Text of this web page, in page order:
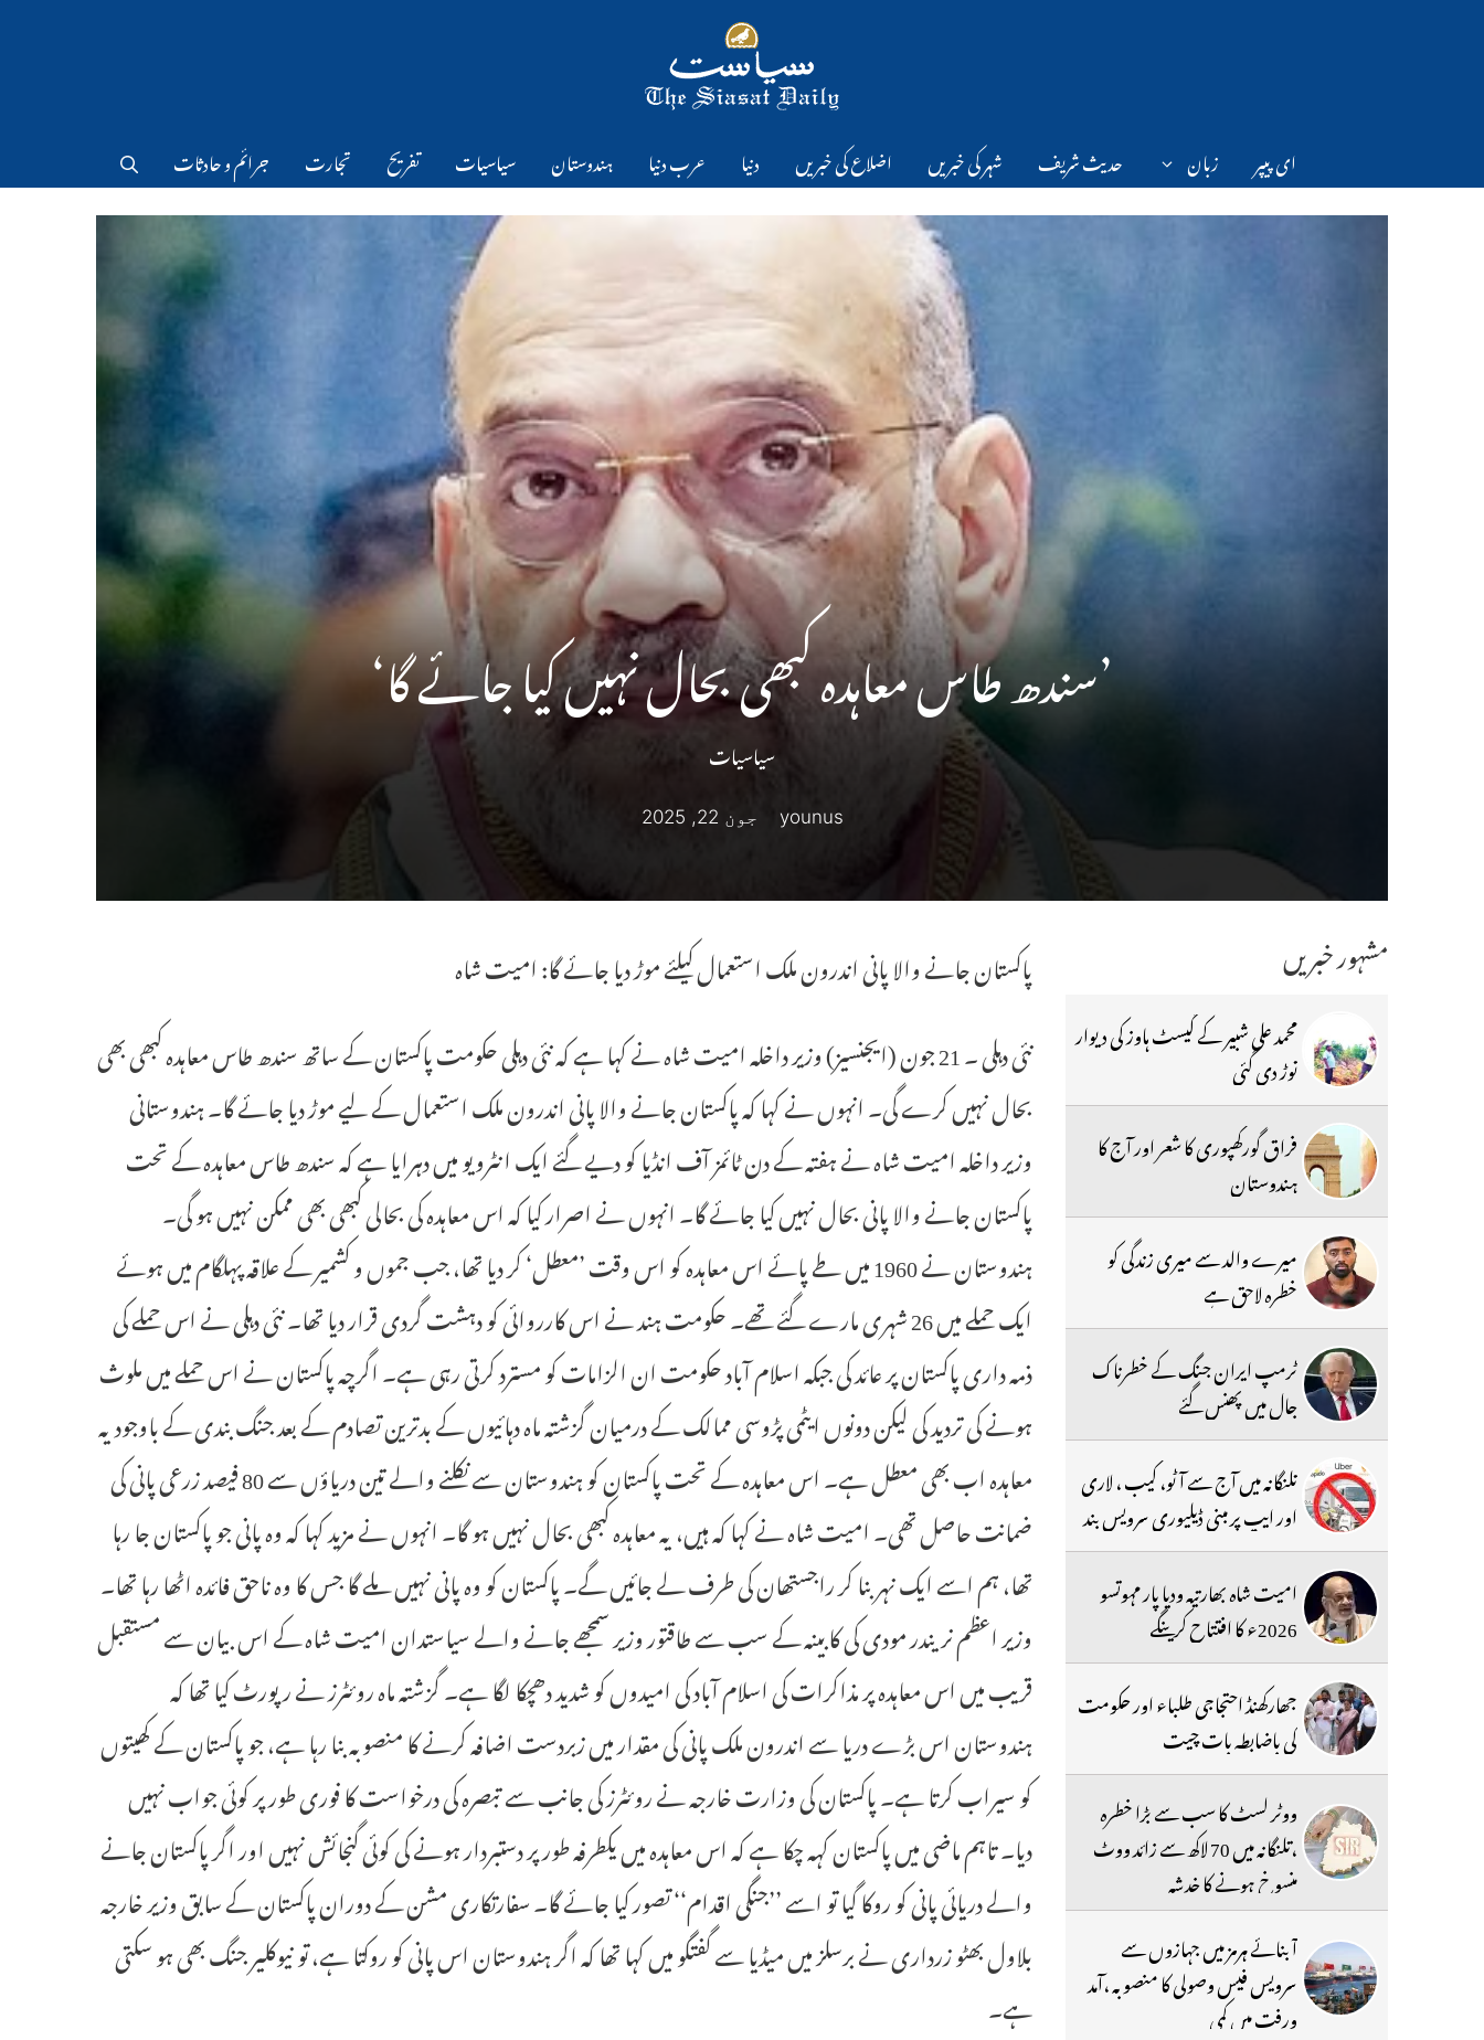
ای پیپر زبان حدیث شریف شہر کی خبریں اضلاع کی خبریں دنیا عرب دنیا ہندوستان سیاسیات تفریح تجارت جرائم و حادثات
’سندھ طاس معاہدہ کبھی بحال نہیں کیا جائے گا‘
سیاسیات
younus جون 22, 2025
پاکستان جانے والا پانی اندرون ملک استعمال کیلئے موڑ دیا جائے گا: امیت شاہ
نئی دہلی ۔ 21 جون (ایجنسیز) وزیر داخلہ امیت شاہ نے کہا ہے کہ نئی دہلی حکومت پاکستان کے ساتھ سندھ طاس معاہدہ کبھی بھی
بحال نہیں کرے گی۔ انہوں نے کہا کہ پاکستان جانے والا پانی اندرون ملک استعمال کے لیے موڑ دیا جائے گا۔ ہندوستانی
وزیر داخلہ امیت شاہ نے ہفتہ کے دن ٹائمز آف انڈیا کو دیے گئے ایک انٹرویو میں دہرایا ہے کہ سندھ طاس معاہدہ کے تحت
پاکستان جانے والا پانی بحال نہیں کیا جائے گا۔ انہوں نے اصرار کیا کہ اس معاہدہ کی بحالی کبھی بھی ممکن نہیں ہو گی۔
ہندوستان نے 1960 میں طے پائے اس معاہدہ کو اس وقت ’معطل‘ کر دیا تھا، جب جموں و کشمیر کے علاقہ پہلگام میں ہوئے
ایک حملے میں 26 شہری مارے گئے تھے۔ حکومت ہند نے اس کارروائی کو دہشت گردی قرار دیا تھا۔ نئی دہلی نے اس حملے کی
ذمہ داری پاکستان پر عائد کی جبکہ اسلام آباد حکومت ان الزامات کو مسترد کرتی رہی ہے۔ اگرچہ پاکستان نے اس حملے میں ملوث
ہونے کی تردید کی لیکن دونوں ایٹمی پڑوسی ممالک کے درمیان گزشتہ ماہ دہائیوں کے بدترین تصادم کے بعد جنگ بندی کے باوجود یہ
معاہدہ اب بھی معطل ہے۔ اس معاہدہ کے تحت پاکستان کو ہندوستان سے نکلنے والے تین دریاؤں سے 80 فیصد زرعی پانی کی
ضمانت حاصل تھی۔ امیت شاہ نے کہا کہ ہیں، یہ معاہدہ کبھی بحال نہیں ہو گا۔ انہوں نے مزید کہا کہ وہ پانی جو پاکستان جا رہا
تھا، ہم اسے ایک نہر بنا کر راجستھان کی طرف لے جائیں گے۔ پاکستان کو وہ پانی نہیں ملے گا جس کا وہ ناحق فائدہ اٹھا رہا تھا۔
وزیر اعظم نریندر مودی کی کابینہ کے سب سے طاقتور وزیر سمجھے جانے والے سیاستدان امیت شاہ کے اس بیان سے مستقبل
قریب میں اس معاہدہ پر مذاکرات کی اسلام آباد کی امیدوں کو شدید دھچکا لگا ہے۔ گزشتہ ماہ روئٹرز نے رپورٹ کیا تھا کہ
ہندوستان اس بڑے دریا سے اندرون ملک پانی کی مقدار میں زبردست اضافہ کرنے کا منصوبہ بنا رہا ہے، جو پاکستان کے کھیتوں
کو سیراب کرتا ہے۔ پاکستان کی وزارت خارجہ نے روئٹرز کی جانب سے تبصرہ کی درخواست کا فوری طور پر کوئی جواب نہیں
دیا۔ تاہم ماضی میں پاکستان کہہ چکا ہے کہ اس معاہدہ میں یکطرفہ طور پر دستبردار ہونے کی کوئی گنجائش نہیں اور اگر پاکستان جانے
والے دریائی پانی کو روکا گیا تو اسے ’’جنگی اقدام‘‘ تصور کیا جائے گا۔ سفارتکاری مشن کے دوران پاکستان کے سابق وزیر خارجہ
بلاول بھٹو زرداری نے برسلز میں میڈیا سے گفتگو میں کہا تھا کہ اگر ہندوستان اس پانی کو روکتا ہے، تو نیوکلیر جنگ بھی ہو سکتی
ہے۔
مشہور خبریں
محمد علی شبیر کے گیسٹ ہاوز کی دیوار
توڑ دی گئی
فراق گورکھپوری کا شعر اور آج کا
ہندوستان
میرے والد سے میری زندگی کو
خطرہ لاحق ہے
ٹرمپ ایران جنگ کے خطرناک
جال میں پھنس گئے
تلنگانہ میں آج سے آٹو، کیب ، لاری
اور ایپ پر مبنی ڈیلیوری سرویس بند
امیت شاہ بھارتیہ ودیا پار مہوتسو
2026ء کا افتتاح کرینگے
جھارکھنڈ احتجاجی طلباء اور حکومت
کی باضابطہ بات چیت
ووٹر لسٹ کا سب سے بڑا خطرہ
،تلنگانہ میں 70 لاکھ سے زائد ووٹ
منسوخ ہونے کا خدشہ
آبنائے ہرمز میں جہازوں سے
سرویس فیس وصولی کا منصوبہ ،آمد
ورفت میں کمی